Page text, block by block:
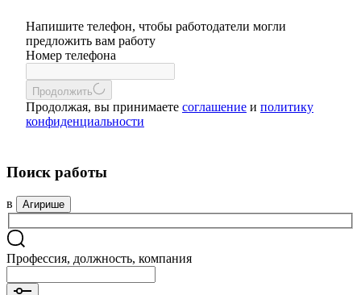
Напишите телефон, чтобы работодатели могли
предложить вам работу
Номер телефона
Продолжить
Продолжая, вы принимаете соглашение и политику
конфиденциальности
Поиск работы
в Агирише
Профессия, должность, компания